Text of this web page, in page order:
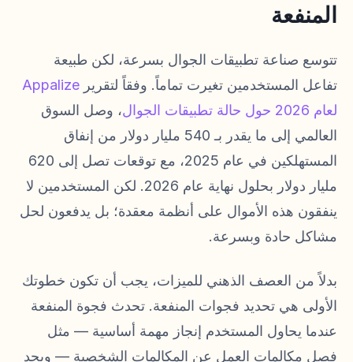
المنفعة
تتوسع صناعة تطبيقات الجوال بسرعة، لكن طبيعة
تفاعل المستخدمين تغيرت تماماً. وفقاً لتقرير Appalize
لعام 2026 حول حالة تطبيقات الجوال
، وصل السوق
العالمي إلى ما يقدر بـ 540 مليار دولار من إنفاق
المستهلكين في عام 2025، مع توقعات تصل إلى 620
مليار دولار بحلول نهاية عام 2026. لكن المستخدمين لا
ينفقون هذه الأموال على أنظمة معقدة؛ بل يدفعون لحل
مشاكل حادة وبسرعة.
بدلاً من العصف الذهني للميزات، يجب أن تكون خطوتك
الأولى هي تحديد فجوات المنفعة. تحدث فجوة المنفعة
عندما يحاول المستخدم إنجاز مهمة أساسية — مثل
فصل مكالمات العمل عن المكالمات الشخصية — ويجد